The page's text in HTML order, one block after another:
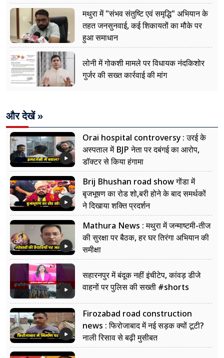
मथुरा में "संभव संतुष्टि एवं समृद्धि" अभियान के
तहत जनसुनवाई, कई शिकायतों का मौके पर
हुआ समाधान
लोनी में गोकशी मामले पर विधायक नंदकिशोर
गुर्जर की सख्त कार्रवाई की मांग
और देखें »
Orai hospital controversy : उरई के
अस्पताल में BJP नेता पर दबंगई का आरोप,
डॉक्टर से किया हंगामा
Brij Bhushan road show गोंडा में
बृजभूषण का रोड शो,बरी होने के बाद समर्थकों
ने दिखाया शक्ति प्रदर्शन
Mathura News : मथुरा में जन्माष्टमी-तीज
की सुरक्षा पर बैठक, हर घर तिरंगा अभियान की
समीक्षा
सहारनपुर में बंदूक नहीं इंचीटेप, कांवड़ डीजे
वाहनों पर पुलिस की सख्ती #shorts
Firozabad road construction
news : फिरोजाबाद में नई सड़क क्यों टूटी?
नाली रिसाव से बढ़ी मुसीबत